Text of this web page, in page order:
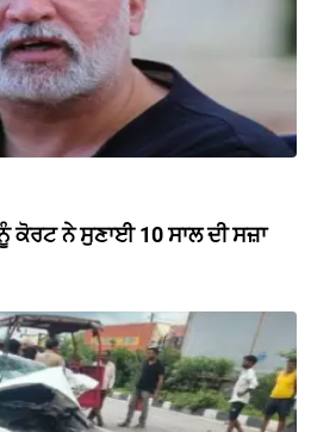
ਕੋਰਟ ਨੇ ਸੁਣਾਈ 10 ਸਾਲ ਦੀ ਸਜ਼ਾ